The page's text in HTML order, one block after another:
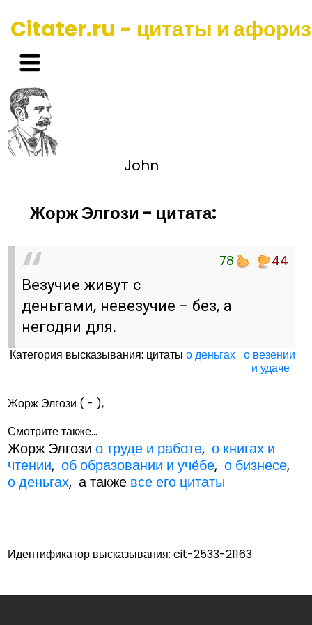
Citater.ru - цитаты и
John
Жорж Элгози - цитата:
78 44
Везучие живут с
деньгами, невезучие - без, а
негодяи для.
Категория высказывания: цитатыо деньгах о везении
и удаче
Жорж Элгози ( - ),
Смотрите также...
Жорж Элгозио труде и работе,о книгах и
чтении,об образовании и учёбе,о бизнесе,
о деньгах, а также все его цитаты
Идентификатор высказывания: cit-2533-21163